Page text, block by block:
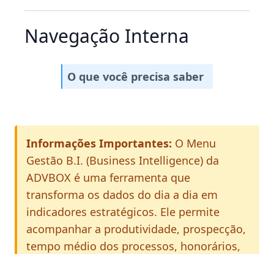
Navegação Interna
O que você precisa saber
Informações Importantes: O Menu
Gestão B.I. (Business Intelligence) da
ADVBOX é uma ferramenta que
transforma os dados do dia a dia em
indicadores estratégicos. Ele permite
acompanhar a produtividade, prospecção,
tempo médio dos processos, honorários,